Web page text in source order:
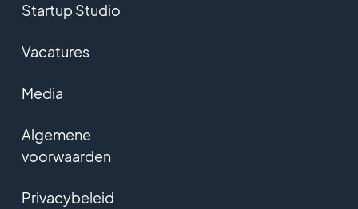
Startup Studio
Vacatures
Media
Algemene
voorwaarden
Privacybeleid